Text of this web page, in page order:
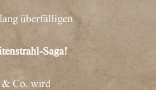
überfälligen
Saga!
& Co. wird